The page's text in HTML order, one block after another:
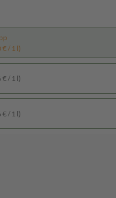
€ / 1 l)
€ / 1 l)
€ / 1 l)